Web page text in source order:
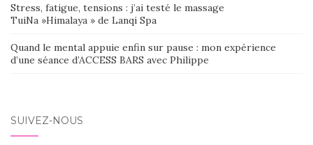
Stress, fatigue, tensions : j’ai testé le massage
TuiNa »Himalaya » de Lanqi Spa
Quand le mental appuie enfin sur pause : mon expérience
d’une séance d’ACCESS BARS avec Philippe
SUIVEZ-NOUS